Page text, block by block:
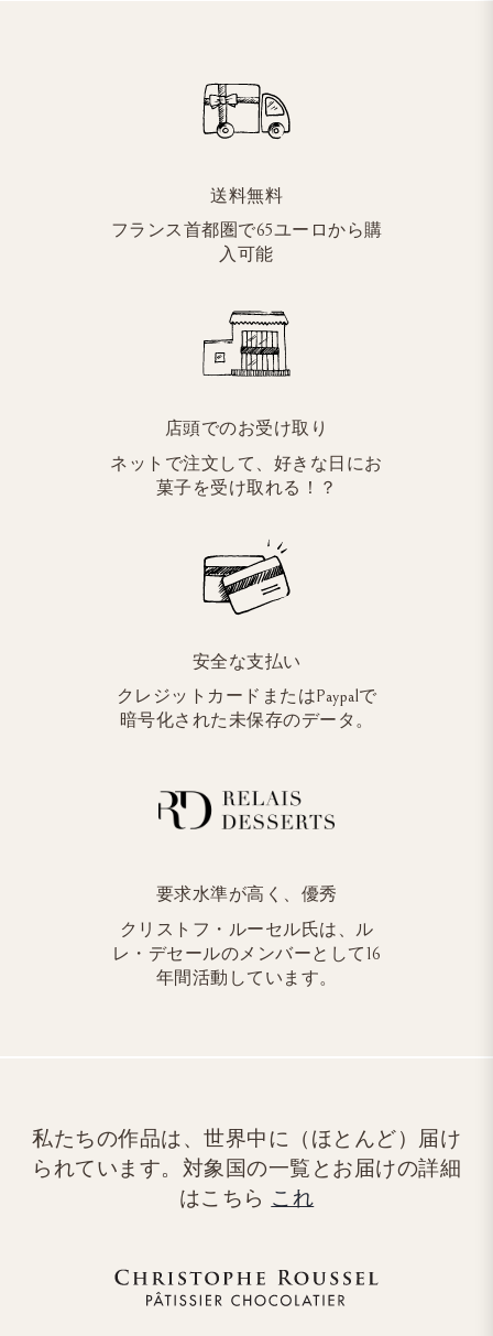
送料無料
フランス首都圏で65ユーロから購
入可能
店頭でのお受け取り
ネットで注文して、好きな日にお
菓子を受け取れる！？
安全な支払い
クレジットカードまたはPaypalで
暗号化された未保存のデータ。
要求水準が高く、優秀
クリストフ・ルーセル氏は、ル
レ・デセールのメンバーとして16
年間活動しています。
私たちの作品は、世界中に（ほとんど）届け
られています。対象国の一覧とお届けの詳細
はこちら これ